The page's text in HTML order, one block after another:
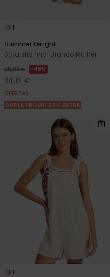
1
Summer Delight
Saia slip midi Branco Mulher
65,00 € 48%
34,12 €
OFERTAS
DUPLA PROMO 25% EXTRA
1